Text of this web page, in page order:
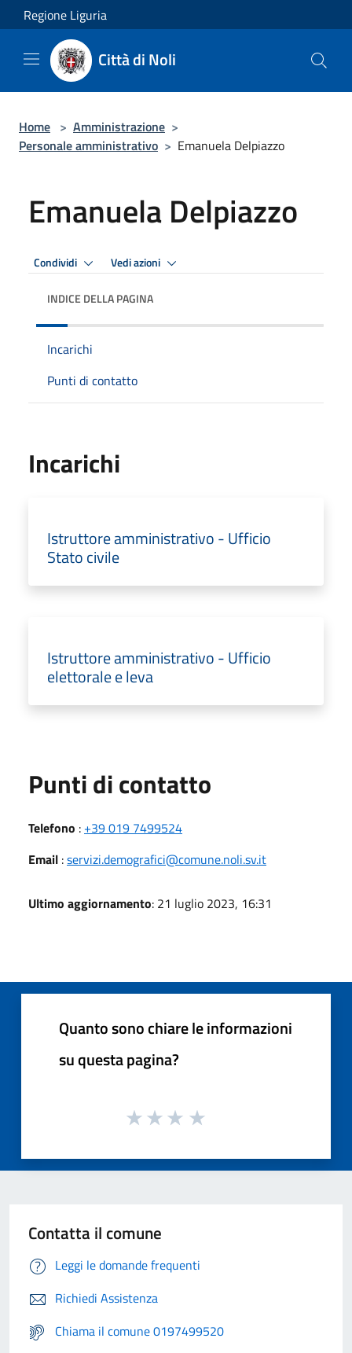
Salta al contenuto principale
Regione Liguria
Città di Noli
Home > Amministrazione >
Personale amministrativo > Emanuela Delpiazzo
Emanuela Delpiazzo
Condividi Vedi azioni
INDICE DELLA PAGINA
Incarichi
Punti di contatto
Incarichi
Istruttore amministrativo - Ufficio
Stato civile
Istruttore amministrativo - Ufficio
elettorale e leva
Punti di contatto
Telefono : +39 019 7499524
Email :servizi.demografici@comune.noli.sv.it
Ultimo aggiornamento: 21 luglio 2023, 16:31
Quanto sono chiare le informazioni
su questa pagina?
Contatta il comune
Leggi le domande frequenti
Richiedi Assistenza
Chiama il comune 0197499520